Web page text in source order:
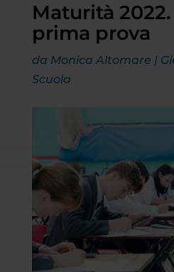
Maturità
prima prova
da Monica Altomare |
Scuola